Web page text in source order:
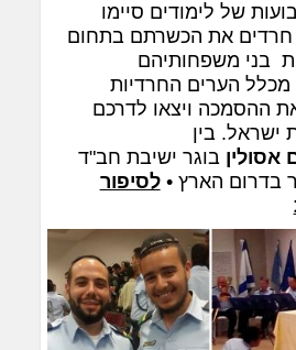
של לימודים סיימו
חרדים את הכשרתם בתחום
בני משפחותיהם
מכלל הערים החרדיות
ההסמכה ויצאו לדרכם
בין
אסולין בוגר ישיבת חב"ד
בדרום הארץ •לסיפור